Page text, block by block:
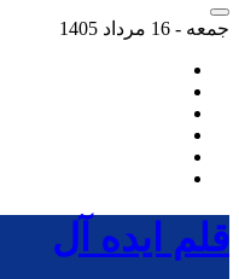
جمعه - 16 مرداد 1405
قلم ایده آل